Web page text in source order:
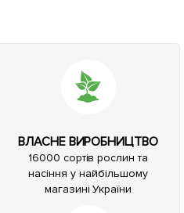
ВЛАСНЕ ВИРОБНИЦТВО
16000 сортів рослин та
насіння у найбільшому
магазині України